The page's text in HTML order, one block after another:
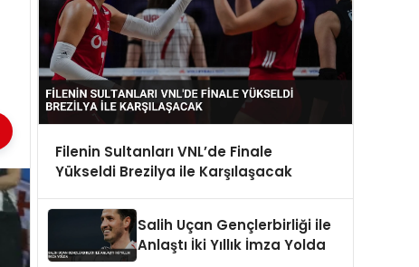
Filenin Sultanları VNL’de Finale
Yükseldi Brezilya ile Karşılaşacak
Salih Uçan Gençlerbirliği ile
Anlaştı İki Yıllık İmza Yolda